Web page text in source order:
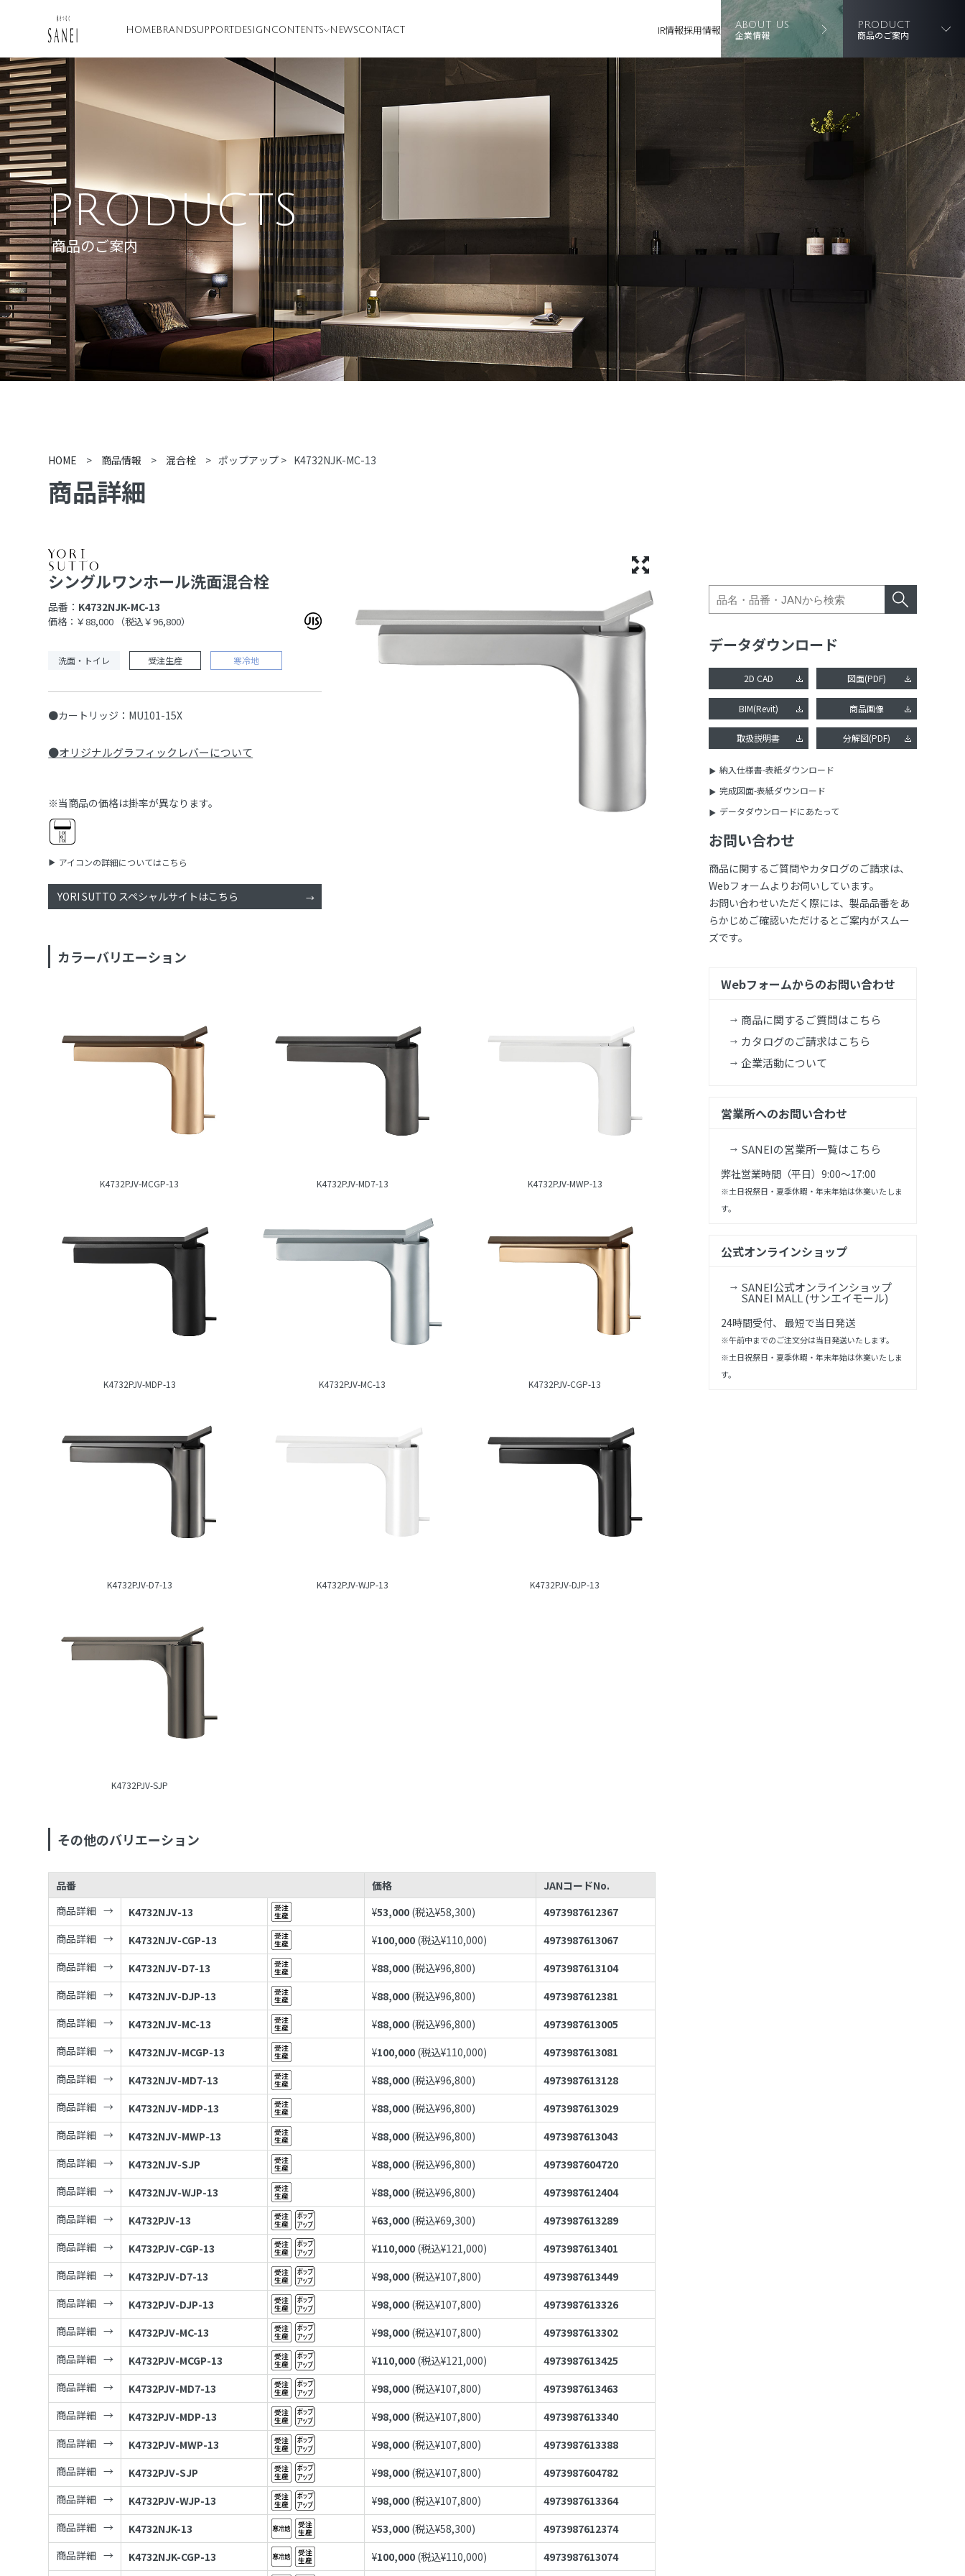
HOME BRANDSUPPORT DESIGN CONTENTS NEWSCONTACT IR情報採用情報 ABOUT US
企業情報
PRODUCT
商品のご案内
PRODUCTS
商品のご案内
HOME > 商品情報 > 混合栓 > ポップアップ > K4732NJK-MC-13
商品詳細
シングルワンホール洗面混合栓
品番： K4732NJK-MC-13
価格：￥88,000 （税込￥96,800）
洗面・トイレ 受注生産 寒冷地
●カートリッジ：MU101-15X
●オリジナルグラフィックレバーについて
※当商品の価格は掛率が異なります。
アイコンの詳細についてはこちら
YORI SUTTO スペシャルサイトはこちら
カラーバリエーション
K4732PJV-MCGP-13 K4732PJV-MD7-13 K4732PJV-MWP-13
K4732PJV-MDP-13 K4732PJV-MC-13 K4732PJV-CGP-13
K4732PJV-D7-13 K4732PJV-WJP-13 K4732PJV-DJP-13
K4732PJV-SJP
その他のバリエーション
品番 価格
JANコードNo.
商品詳細
K4732NJV-13 ¥53,000 (税込¥58,300)
4973987612367
商品詳細
K4732NJV-CGP-13 ¥100,000 (税込¥110,000)
4973987613067
商品詳細
K4732NJV-D7-13 ¥88,000 (税込¥96,800)
4973987613104
商品詳細
K4732NJV-DJP-13 ¥88,000 (税込¥96,800)
4973987612381
商品詳細
K4732NJV-MC-13 ¥88,000 (税込¥96,800)
4973987613005
商品詳細
K4732NJV-MCGP-13 ¥100,000 (税込¥110,000)
4973987613081
商品詳細
K4732NJV-MD7-13 ¥88,000 (税込¥96,800)
4973987613128
商品詳細
K4732NJV-MDP-13 ¥88,000 (税込¥96,800)
4973987613029
商品詳細
K4732NJV-MWP-13 ¥88,000 (税込¥96,800)
4973987613043
商品詳細
K4732NJV-SJP ¥88,000 (税込¥96,800)
4973987604720
商品詳細
K4732NJV-WJP-13 ¥88,000 (税込¥96,800)
4973987612404
商品詳細
K4732PJV-13 ¥63,000 (税込¥69,300)
4973987613289
商品詳細
K4732PJV-CGP-13 ¥110,000 (税込¥121,000)
4973987613401
商品詳細
K4732PJV-D7-13 ¥98,000 (税込¥107,800)
4973987613449
商品詳細
K4732PJV-DJP-13 ¥98,000 (税込¥107,800)
4973987613326
商品詳細
K4732PJV-MC-13 ¥98,000 (税込¥107,800)
4973987613302
商品詳細
K4732PJV-MCGP-13 ¥110,000 (税込¥121,000)
4973987613425
商品詳細
K4732PJV-MD7-13 ¥98,000 (税込¥107,800)
4973987613463
商品詳細
K4732PJV-MDP-13 ¥98,000 (税込¥107,800)
4973987613340
商品詳細
K4732PJV-MWP-13 ¥98,000 (税込¥107,800)
4973987613388
商品詳細
K4732PJV-SJP ¥98,000 (税込¥107,800)
4973987604782
商品詳細
K4732PJV-WJP-13 ¥98,000 (税込¥107,800)
4973987613364
商品詳細
K4732NJK-13 ¥53,000 (税込¥58,300)
4973987612374
商品詳細
K4732NJK-CGP-13 ¥100,000 (税込¥110,000) 4973987613074
データダウンロード
2D CAD 図面(PDF)
BIM(Revit) 商品画像
取扱説明書 分解図(PDF)
納入仕様書-表紙ダウンロード
完成図面-表紙ダウンロード
データダウンロードにあたって
お問い合わせ
商品に関するご質問やカタログのご請求は、
Webフォームよりお伺いしています。
お問い合わせいただく際には、製品品番をあ
らかじめご確認いただけるとご案内がスムー
ズです。
Webフォームからのお問い合わせ
商品に関するご質問はこちら
カタログのご請求はこちら
企業活動について
営業所へのお問い合わせ
SANEIの営業所一覧はこちら
弊社営業時間（平日）9:00～17:00
※土日祝祭日・夏季休暇・年末年始は休業いたしま
す。
公式オンラインショップ
SANEI公式オンラインショップ
SANEI MALL (サンエイモール)
24時間受付、 最短で当日発送
※午前中までのご注文分は当日発送いたします。
※土日祝祭日・夏季休暇・年末年始は休業いたしま
す。